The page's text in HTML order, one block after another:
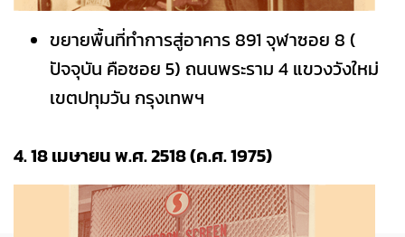
ขยายพื้นที่ทำการสู่อาคาร 891 จุฬาซอย 8 (
ปัจจุบัน คือซอย 5) ถนนพระราม 4 แขวงวังใหม่
เขตปทุมวัน กรุงเทพฯ
4. 18 เมษายน พ.ศ. 2518 (ค.ศ. 1975)